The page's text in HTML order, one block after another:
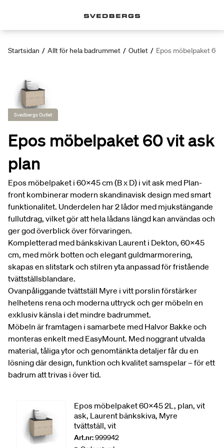
Startsidan / Allt för hela badrummet / Outlet / Epos möbelpaket 60
Svedbergs Outlet
Epos möbelpaket 60 vit ask
plan
Epos möbelpaket i 60x45 cm (B x D) i vit ask med Plan-
front kombinerar modern skandinavisk design med smart
funktionalitet. Underdelen har 2 lådor med mjukstängande
fullutdrag, vilket gör att hela lådans längd kan användas och
ger god överblick över förvaringen.
Kompletterad med bänkskivan Laurent i Dekton, 60x45
cm, med mörk botten och elegant guldmarmorering,
skapas en slitstark och stilren yta anpassad för fristående
tvättställsblandare.
Ovanpåliggande tvättställ Myre i vitt porslin förstärker
helhetens rena och moderna uttryck och ger möbeln en
exklusiv känsla i det mindre badrummet.
Möbeln är framtagen i samarbete med Halvor Bakke och
monteras enkelt med EasyMount. Med noggrant utvalda
material, tåliga ytor och genomtänkta detaljer får du en
lösning där design, funktion och kvalitet samspelar – för ett
badrum att trivas i över tid.
Epos möbelpaket 60x45 2L, plan, vit
ask, Laurent bänkskiva, Myre
tvättställ, vit
Art.nr:999942